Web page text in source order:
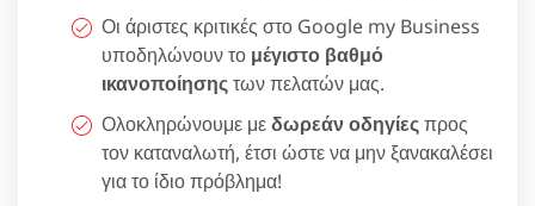
Οι άριστες κριτικές στο Google my Business
υποδηλώνουν το μέγιστο βαθμό
ικανοποίησηςτων πελατών μας.
Ολοκληρώνουμε μεδωρεάν οδηγίεςπρος
τον καταναλωτή, έτσι ώστε να μην ξανακαλέσει
για το ίδιο πρόβλημα!